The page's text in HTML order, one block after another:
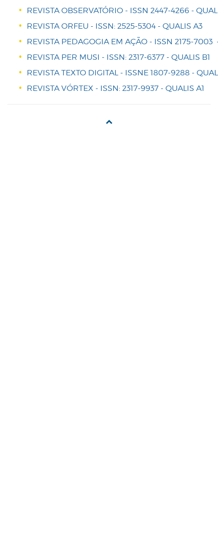
REVISTA OBSERVATÓRIO - ISSN 2447-4266 -
REVISTA ORFEU - ISSN: 2525-5304 - QUALIS A3
REVISTA PEDAGOGIA EM AÇÃO - ISSN 2175-
REVISTA PER MUSI - ISSN: 2317-6377 - QUALIS B1
REVISTA TEXTO DIGITAL - ISSNE 1807-9288 -
REVISTA VÓRTEX - ISSN: 2317-9937 - QUALIS A1